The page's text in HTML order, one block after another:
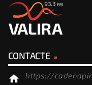
CONTACTE
home https://